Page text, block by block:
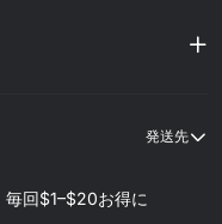
発送先
回$1–$20お得に